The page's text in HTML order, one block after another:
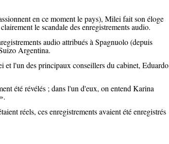
en ce moment le pays), Milei fait son éloge
le scandale des enregistrements audio.
audio attribués à Spagnuolo (depuis
Argentina.
et l'un des principaux conseillers du cabinet, Eduardo
été révélés ; dans l'un d'eux, on entend Karina
réels, ces enregistrements avaient été enregistrés